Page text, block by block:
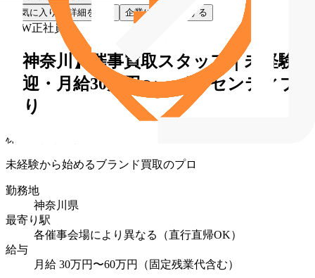
お気に入り
詳細を見る 企業に直接応募する
NEW正社員
【神奈川】催事買取スタッフ｜未経験
歓迎・月給30万円〜・インセンティブ
あり
株式会社サニタ
未経験から始めるブランド買取のプロ
勤務地
神奈川県
最寄り駅
各催事会場により異なる（直行直帰OK）
給与
月給 30万円〜60万円（固定残業代含む）